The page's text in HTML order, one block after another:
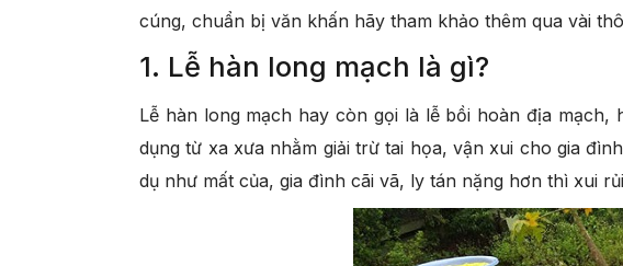
cúng, chuẩn bị văn khấn hãy tham khảo thêm qua vài
1. Lễ hàn long mạch là gì?
Lễ hàn long mạch hay còn gọi là lễ bồi hoàn địa
dụng từ xa xưa nhằm giải trừ tai họa, vận xui cho gia
dụ như mất của, gia đình cãi vã, ly tán nặng hơn thì xui